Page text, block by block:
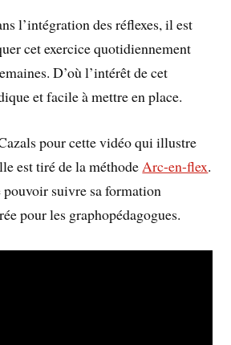
l’intégration des réflexes, il est
cet exercice quotidiennement
D’où l’intérêt de cet
et facile à mettre en place.
pour cette vidéo qui illustre
est tiré de la méthodeArc-en-flex.
pouvoir suivre sa formation
pour les graphopédagogues.